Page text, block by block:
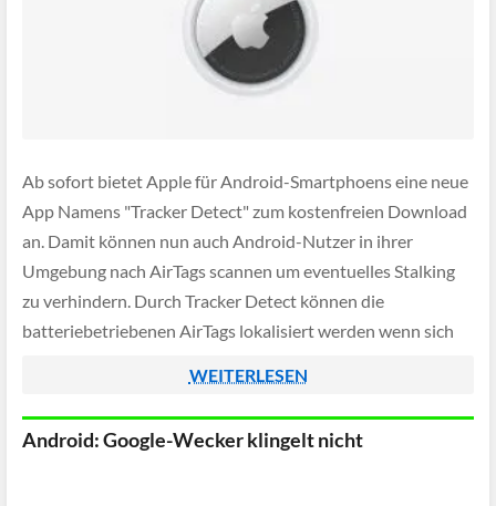
Ab sofort bietet Apple für Android-Smartphoens eine neue
App Namens "Tracker Detect" zum kostenfreien Download
an. Damit können nun auch Android-Nutzer in ihrer
Umgebung nach AirTags scannen um eventuelles Stalking
zu verhindern. Durch Tracker Detect können die
batteriebetriebenen AirTags lokalisiert werden wenn sich
Funkradius befindet - laut Apple […]
WEITERLESEN
Android: Google-Wecker klingelt nicht